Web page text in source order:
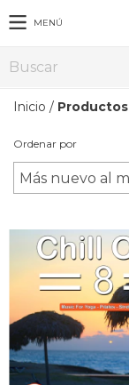
MENÚ
Inicio / Productos
Ordenar por